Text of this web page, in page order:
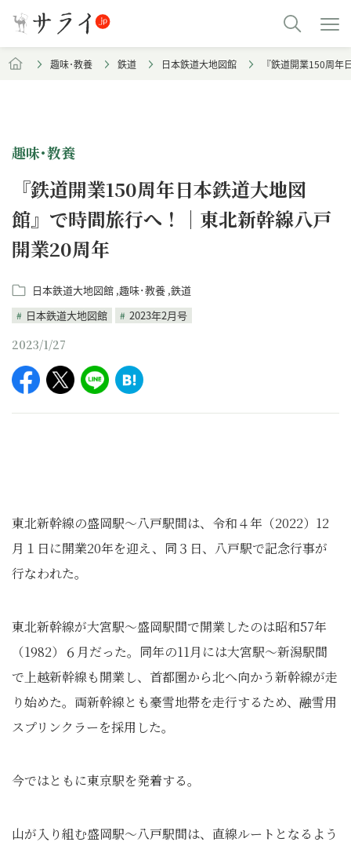
趣味･教養 鉄道 日本鉄道大地図館 『鉄道開業150周
趣味･教養
『鉄道開業150周年日本鉄道大地図
館』で時間旅行へ！｜東北新幹線八戸
開業20周年
日本鉄道大地図館 趣味･教養 鉄道
日本鉄道大地図館
2023年2月号
2023/1/27
東北新幹線の盛岡駅〜八戸駅間は、令和４年（2022）12
月１日に開業20年を迎え、同３日、八戸駅で記念行事が
行なわれた。
東北新幹線が大宮駅〜盛岡駅間で開業したのは昭和57年
（1982）６月だった。同年の11月には大宮駅〜新潟駅間
で上越新幹線も開業し、首都圏から北へ向かう新幹線が走
り始めた。両新幹線とも豪雪地帯を走行するため、融雪用
スプリンクラーを採用した。
今ではともに東京駅を発着する。
山が入り組む盛岡駅〜八戸駅間は、直線ルートとなるよう